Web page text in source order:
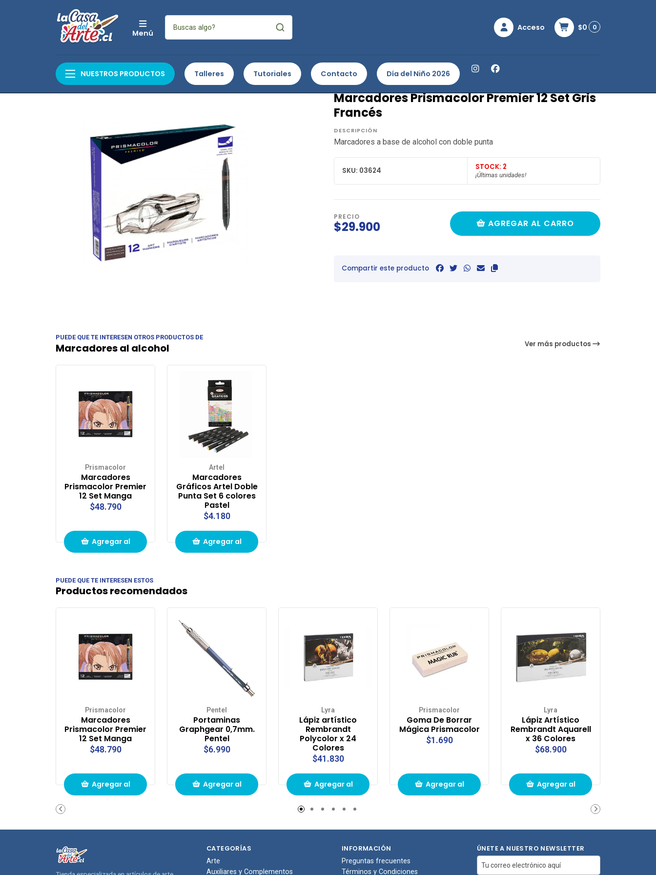
Menú
Acceso $0 0
NUESTROS PRODUCTOS Talleres Tutoriales Contacto Día del Niño 2026
Inicio Arte Artes Gráficas e Ilustración Marcadores al alcohol Marcadores Prismacolor Premier 12 Set Gris Francés
PRISMACOLOR
Marcadores Prismacolor Premier 12 Set Gris
Francés
DESCRIPCIÓN
Marcadores a base de alcohol con doble punta
SKU: 03624 STOCK: 2
¡Últimas unidades!
PRECIO
$29.900 AGREGAR AL CARRO
Compartir este producto
PUEDE QUE TE INTERESEN OTROS PRODUCTOS DE
Marcadores al alcohol Ver más productos
Prismacolor
Marcadores
Prismacolor Premier
12 Set Manga
$48.790
Agregar al
compras
Artel
Marcadores
Gráficos Artel Doble
Punta Set 6 colores
Pastel
$4.180
Agregar al
PUEDE QUE TE INTERESEN ESTOS
Productos recomendados
Prismacolor
Marcadores
Prismacolor Premier
12 Set Manga
$48.790
Agregar al
compras
Pentel
Portaminas
Graphgear 0,7mm.
Pentel
$6.990
Agregar al
compras
Lyra
Lápiz artístico
Rembrandt
Polycolor x 24
Colores
$41.830
Agregar al
carrito de
compras
Prismacolor
Goma De Borrar
Mágica Prismacolor
$1.690
Agregar al
compras
Lyra
Lápiz Artístico
Rembrandt Aquarell
x 36 Colores
$68.900
Agregar al
compras
CATEGORÍAS
Arte
Auxiliares y Complementos
INFORMACIÓN
Preguntas frecuentes
Términos y Condiciones
ÚNETE A NUESTRO NEWSLETTER